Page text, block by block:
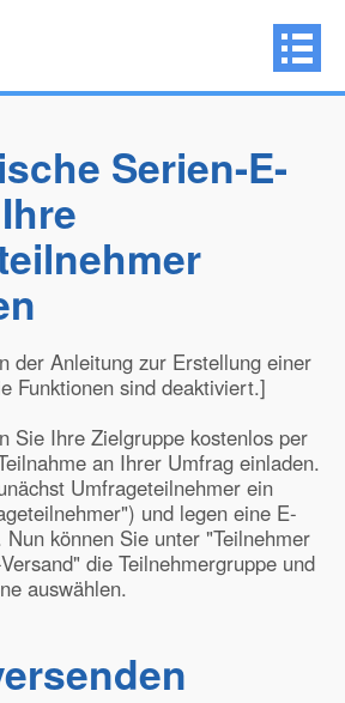
Serien-E-
der Anleitung zur Erstellung einer
Funktionen sind deaktiviert.]
Sie Ihre Zielgruppe kostenlos per
an Ihrer Umfrag einladen.
Umfrageteilnehmer ein
und legen eine E-
können Sie unter "Teilnehmer
die Teilnehmergruppe und
auswählen.